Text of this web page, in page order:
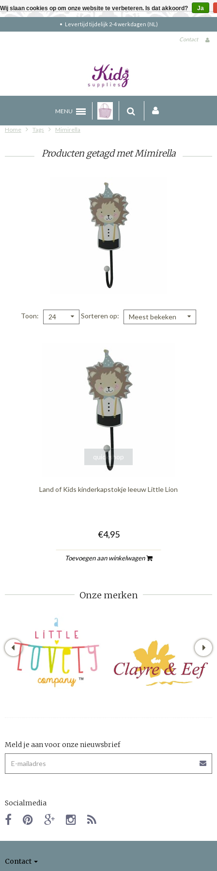
Levertijd tijdelijk 2-4 werkdagen (NL)
Contact
MENU
Home Tags Mimirella
Producten getagd met Mimirella
Toon 24 Sorteren op Meest bekeken
quickshop
Land of Kids kinderkapstokje leeuw Little Lion
€4,95
Toevoegen aan winkelwagen
Onze merken
Meld je aan voor onze nieuwsbrief
Socialmedia
Contact
Wij slaan cookies op om onze website te verbeteren. Is dat akkoord? Ja